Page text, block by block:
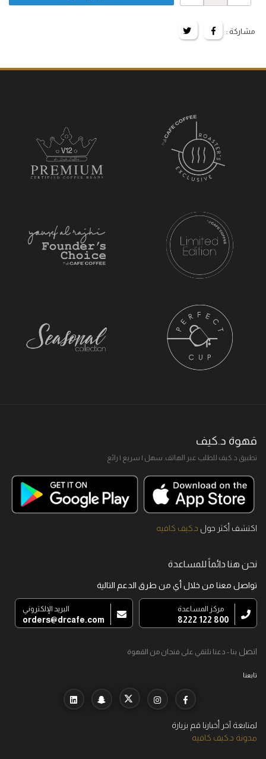
مشاركة :
قهوة د.كيف
تطبيق د.كيف للطلب عبر الهاتف. سهل I سريع I رائع
اكتشف أكثر حول د.كيف كافيه
نحن هنا دائماً للمساعدة
تواصل معنا من خلال أي من طرق الدعم التالية
مركز المساعدة
800 122 8222
البريد الإلكتروني
orders@drcafe.com
اتصل بنا - دعنا نلتقي على فنجان من القهوة
تابعنا
لمتابعة آخر أخبارنا قم بزيارة
مدونة د.كيف كافيه